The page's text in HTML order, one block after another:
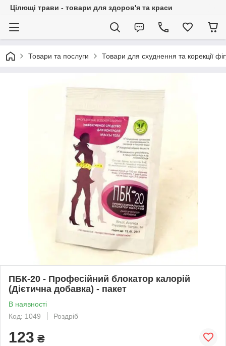
Цілющі трави - товари для здоров'я та краси
Товари та послуги Товари для схуднення та корекції
ПБК-20 - Професійний блокатор калорій
(Дієтична добавка) - пакет
В наявності
Код: 1049
Роздріб
123 ₴